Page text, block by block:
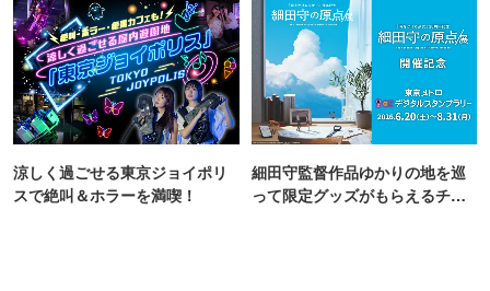
涼しく過ごせる東京ジョイポリ
スで絶叫＆ホラーを満喫！
細田守監督作品ゆかりの地を巡
って限定グッズがもらえるチャ